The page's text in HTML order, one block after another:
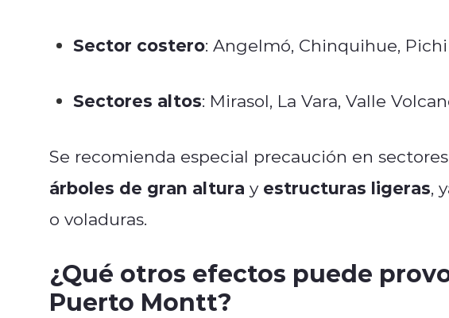
Sector costero: Angelmó, Chinquihue,
Sectores altos: Mirasol, La Vara, Valle
Se recomienda especial precaución en
árboles de gran altura y estructuras ligeras,
o voladuras.
¿Qué otros efectos puede
Puerto Montt?